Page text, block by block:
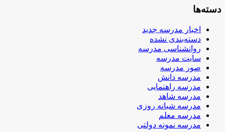
دسته‌ها
اخبار مدرسه جدید
دسته‌بندی نشده
روانشناسی مدرسه
سایت مدرسه
صور مدرسه
مدرسه دانش
مدرسه راهنمایی
مدرسه شاهد
مدرسه شبانه روزی
مدرسه معلم
مدرسه نمونه دولتی